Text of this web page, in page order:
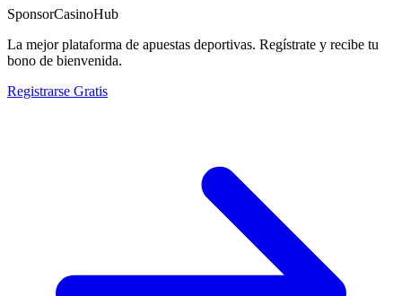
SponsorCasinoHub
La mejor plataforma de apuestas deportivas. Regístrate y recibe tu
bono de bienvenida.
Registrarse Gratis